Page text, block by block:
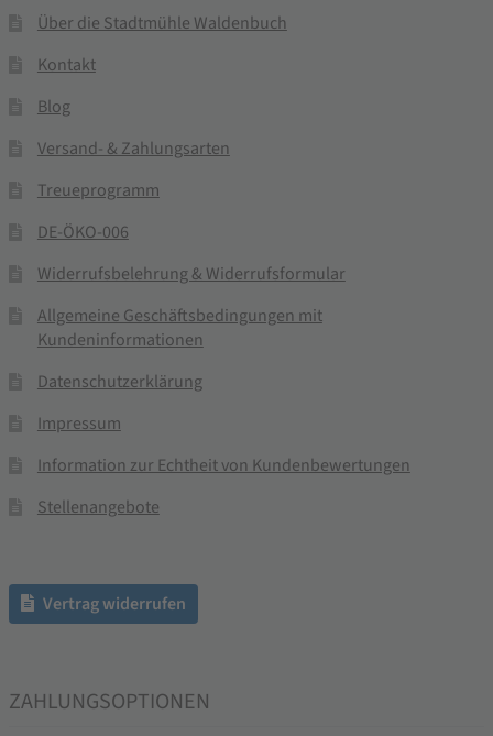
Über die Stadtmühle Waldenbuch
Kontakt
Blog
Versand- & Zahlungsarten
Treueprogramm
DE-ÖKO-006
Widerrufsbelehrung & Widerrufsformular
Allgemeine Geschäftsbedingungen mit
Kundeninformationen
Datenschutzerklärung
Impressum
Information zur Echtheit von Kundenbewertungen
Stellenangebote
Vertrag widerrufen
ZAHLUNGSOPTIONEN